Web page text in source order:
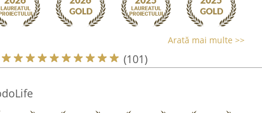
Arată mai multe >>
(101)